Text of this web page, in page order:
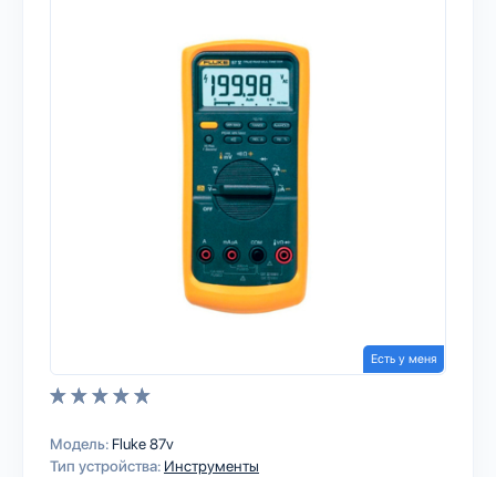
Есть у меня
Модель: Fluke 87v
Тип устройства: Инструменты